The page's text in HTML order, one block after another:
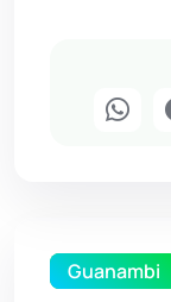
Guanambi